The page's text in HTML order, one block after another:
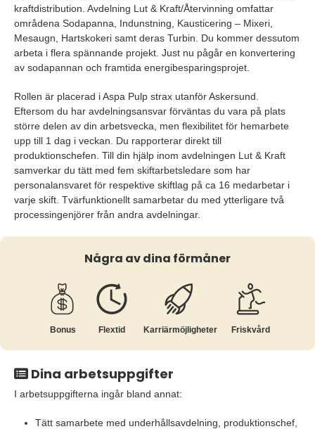
kraftdistribution. Avdelning Lut & Kraft/Återvinning omfattar
områdena Sodapanna, Indunstning, Kausticering – Mixeri,
Mesaugn, Hartskokeri samt deras Turbin. Du kommer dessutom
arbeta i flera spännande projekt. Just nu pågår en konvertering
av sodapannan och framtida energibesparingsprojet.
Rollen är placerad i Aspa Pulp strax utanför Askersund.
Eftersom du har avdelningsansvar förväntas du vara på plats
större delen av din arbetsvecka, men flexibilitet för hemarbete
upp till 1 dag i veckan. Du rapporterar direkt till
produktionschefen. Till din hjälp inom avdelningen Lut & Kraft
samverkar du tätt med fem skiftarbetsledare som har
personalansvaret för respektive skiftlag på ca 16 medarbetar i
varje skift. Tvärfunktionellt samarbetar du med ytterligare två
processingenjörer från andra avdelningar.
Några av dina förmåner
Bonus Flextid Karriär­möjligheter Friskvård
Dina arbetsuppgifter
I arbetsuppgifterna ingår bland annat:
Tätt samarbete med underhållsavdelning, produktionschef,